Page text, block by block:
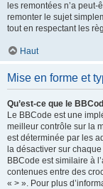
les remontées n’a
remonter le sujet
tout en respectant les
Haut
Mise en forme et
Qu’est-ce que le
Le BBCode est une
meilleur contrôle sur la
est déterminée par les
la désactiver sur
BBCode est similaire à
contenues entre des
« > ». Pour plus